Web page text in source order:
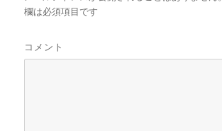
欄は必須項目です
コメント